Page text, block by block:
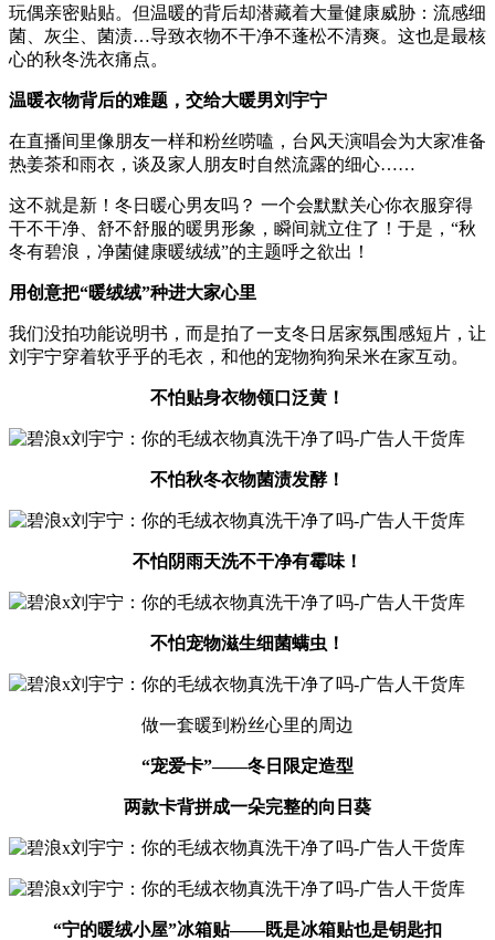
玩偶亲密贴贴。但温暖的背后却潜藏着大量健康威胁：流感细
菌、灰尘、菌渍…导致衣物不干净不蓬松不清爽。这也是最核
心的秋冬洗衣痛点。
温暖衣物背后的难题，交给大暖男刘宇宁
在直播间里像朋友一样和粉丝唠嗑，台风天演唱会为大家准备
热姜茶和雨衣，谈及家人朋友时自然流露的细心……
这不就是新！冬日暖心男友吗？ 一个会默默关心你衣服穿得
干不干净、舒不舒服的暖男形象，瞬间就立住了！于是，“秋
冬有碧浪，净菌健康暖绒绒”的主题呼之欲出！
用创意把“暖绒绒”种进大家心里
我们没拍功能说明书，而是拍了一支冬日居家氛围感短片，让
刘宇宁穿着软乎乎的毛衣，和他的宠物狗狗呆米在家互动。
不怕贴身衣物领口泛黄！
不怕秋冬衣物菌渍发酵！
不怕阴雨天洗不干净有霉味！
不怕宠物滋生细菌螨虫！
做一套暖到粉丝心里的周边
“宠爱卡”——冬日限定造型
两款卡背拼成一朵完整的向日葵
“宁的暖绒小屋”冰箱贴——既是冰箱贴也是钥匙扣